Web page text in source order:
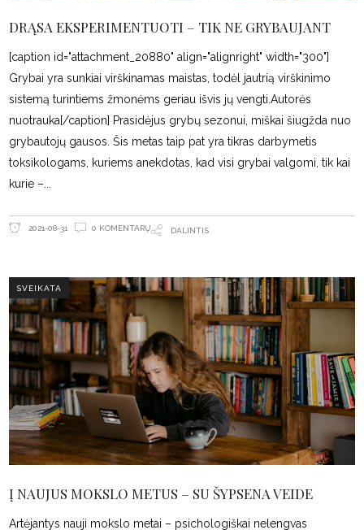
DRĄSA EKSPERIMENTUOTI – TIK NE GRYBAUJANT
[caption id="attachment_20880" align="alignright" width="300"]
Grybai yra sunkiai virškinamas maistas, todėl jautrią virškinimo
sistemą turintiems žmonėms geriau išvis jų vengti.Autorės
nuotrauka[/caption] Prasidėjus grybų sezonui, miškai šiugžda nuo
grybautojų gausos. Šis metas taip pat yra tikras darbymetis
toksikologams, kuriems anekdotas, kad visi grybai valgomi, tik kai
kurie –
2021-08-31 0 KOMENTARŲ DALINTIS
SVEIKATA
Į NAUJUS MOKSLO METUS – SU ŠYPSENA VEIDE
Artėjantys nauji mokslo metai – psichologiškai nelengvas